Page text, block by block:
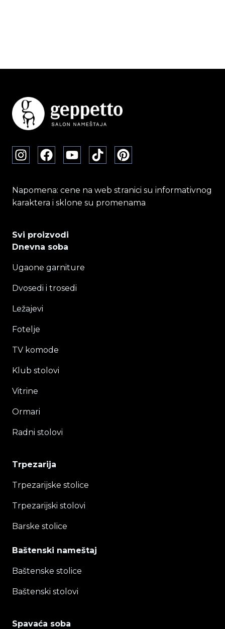
Napomena: cene na web stranici su informativnog
karaktera i sklone su promenama
Svi proizvodi
Dnevna soba
Ugaone garniture
Dvosedi i trosedi
Ležajevi
Fotelje
TV komode
Klub stolovi
Vitrine
Ormari
Radni stolovi
Trpezarija
Trpezarijske stolice
Trpezarijski stolovi
Barske stolice
Baštenski nameštaj
Baštenske stolice
Baštenski stolovi
Spavaća soba